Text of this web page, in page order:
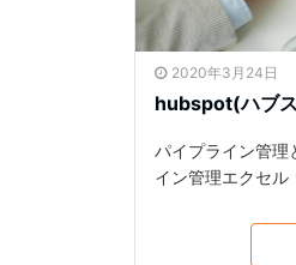
2020年3月24日
hubspot(ハブ
パイプライン管理
イン管理エクセル